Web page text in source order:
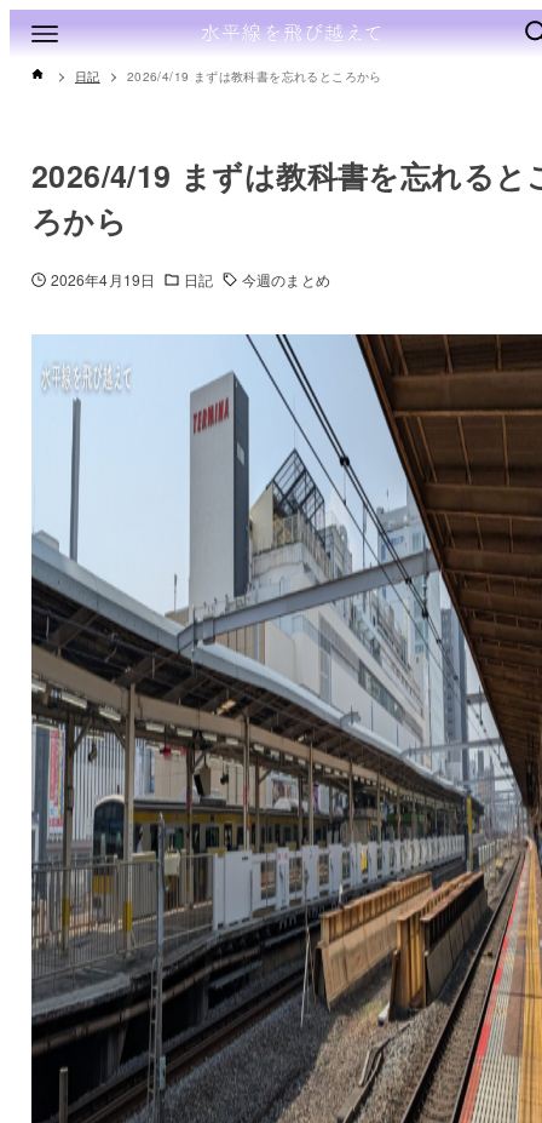
日記 2026/4/19 まずは教科書を忘れるところから
2026/4/19 まずは教科書を忘れると
ろから
2026年4月19日 日記 今週のまとめ